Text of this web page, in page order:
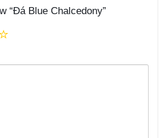
“Đá Blue Chalcedony”